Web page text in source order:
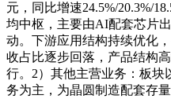
元，同比增速24.5%/20.3%/
均中枢，主要由AI配套芯片
动。下游应用结构持续优化
收占比逐步回落，产品结构
行。2）其他主营业务：板块
务为主，为晶圆制造配套存